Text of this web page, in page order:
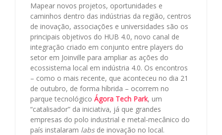
Mapear novos projetos, oportunidades e
caminhos dentro das indústrias da região, centros
de inovação, associações e universidades são os
principais objetivos do HUB 4.0, novo canal de
integração criado em conjunto entre players do
setor em Joinville para ampliar as ações do
ecossistema local em indústria 4.0. Os encontros
– como o mais recente, que aconteceu no dia 21
de outubro, de forma híbrida – ocorrem no
parque tecnológico Ágora Tech Park, um
“catalisador” da iniciativa, já que grandes
empresas do polo industrial e metal-mecânico do
país instalaram labsde inovação no local.